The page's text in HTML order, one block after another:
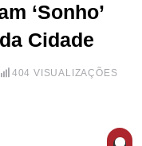
‘Sonho’
Cidade
404 VISUALIZAÇÕES